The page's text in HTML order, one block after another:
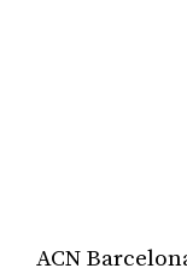
ACN